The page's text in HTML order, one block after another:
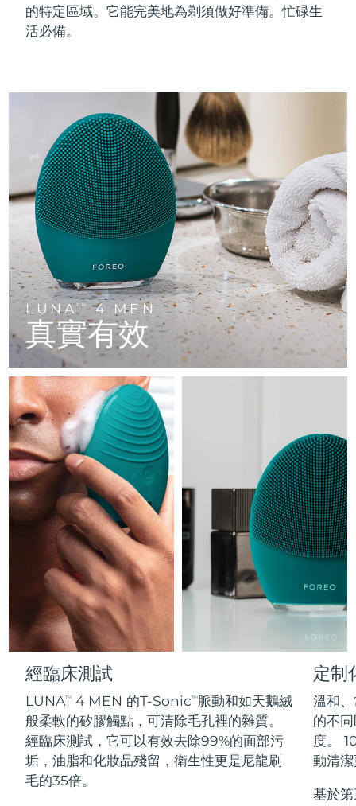
的特定區域。它能完美地為剃須做好準備。忙碌生
活必備。
LUNATM4 MEN
真實有效
經臨床測試
LUNATM 4 MEN 的T-SonicTM脈動和如天鵝絨
般柔軟的矽膠觸點，可清除毛孔裡的雜質。
經臨床測試，它可以有效去除99%的面部污
垢，油脂和化妝品殘留，衛生性更是尼龍刷
毛的35倍。
定制
溫和
的不
度。
動清
基於
LUNA™ 4 Men
LUNA™ 4 mini
For young skin, T-zone
LUNA™ 4 go
For travel or gym bag
LUNA™護膚
Premium cleansers & balm
LUNA™ 設備
All facial cleansing devices
BEAR™ 2 eyes & lips
面部提拉護理
Premium anti-aging skincare
BEAR™ 設備
All premium facelift devices
UFO™ 3 mini
Red light therapy device for young skin
UFO™ 3 go
Portable red light therapy
面膜
Rejuvenation & hydration
UFO™ 設備
All deep facial hydration devices
issa™ 4 smile
Hybrid silicone sonic toothbrush
issa™ 4 baby
For ages 0-3
issa™ Teeth Whitening Set
Dual LED + sonic device & 18% PAP gel
ISSA™ 設備
All silicone sonic toothbrushes
FAQ™ 101
Clinical anti-aging
FAQ™ 102
Advanced clinical anti-aging
FAQ™ 103
Luxurious clinical anti-aging set
FAQ™ P1 Primer
Manuka honey primer
FAQ™護膚品
All FAQ™ skincare
FAQ™產品
All anti-aging treatments
NEW
FAQ™ 201
LED mask
FAQ™ 202
LED mask
FAQ™ 211
Anti-aging neck & décolleté LED mask
FAQ™ 221
Anti-aging LED hand mask
FAQ™護膚品
All FAQ™ skincare
FAQ™產品
All LED treatments
生髮
FAQ™ 301
LED hair strengthening scalp massager
FAQ™ Scalp Serum
Scalp recovery probiotic serum
FAQ™護膚品
All FAQ™ skincare
FAQ™產品
All hair treatments
肌膚年輕化
NEW
FAQ™ 501
Full-Spectrum Red Light Therapy
FAQ™ 502
Full-Spectrum Red Light Therapy
FAQ™ Red Light Serum
FAQ™ skincare
All FAQ™ skincare
FAQ™ products
All toning treatments
保健品
NEW
專業治療
脫毛
PEACH™ 2 Pro Max
Professional IPL hair removal device
PEACH™ 2
IPL hair removal
PEACH™ 2 go
Travel-friendly IPL hair removal
PEACH™ Cooling Prep Gel
Cooling IPL hair removal gel
BEAR™ 2 body
Microcurrent body toning
LUNA™ 4 body
Massaging body brush
SUPERCHARGED™ serum
Firming body serum
痘肌護理
ESPADA™ 2 plus
Recurring acne LED therapy
ESPADA™ 2
Acne treatment device
ESPADA™ Blemish Solution
Concentrated acne gel
ESPADA™ 設備
BEAR™ 2 eyes & lips
Microcurrent line smoothing device
IRIS™ 2
Rejuvenating eye massager
眼部護膚
Advanced eye care treatment
眼部護理設備
毛孔護理
KIWI™ derma
Diamond microdermabrasion .
KIWI™
Blackhead remover
護發
LUNA™ 4 hair
2-in-1 LED scalp massager
FLIP™ play advanced
LED light hairbrush
NEW
issa™ Teeth Whitening Set
Dual LED + sonic device & 18% PAP gel
更多的
加拿大
預計送達日期
哥倫比亞 預計送達日期
克羅埃西亞 預計送達日期 8/9/26
賽普勒斯 預計送達日期8/10/26
捷克 預計送達日期8/9/26
丹麥 預計送達日期8/9/26
愛沙尼亞 預計送達日期 8/9/26
法國
法屬玻里尼西亞 8/13/26
德國 預計送達日期8/9/26
直布羅陀 預計送達日期8/13/26
預計送達日期8/9/26
中國香港特別行政區 預計送達日期 8/10/26
匈牙利 8/9/26
印尼 預計送達日期 8/7/26
愛爾蘭 預計送達日期 8/9/26
曼島 預計送達日期 8/11/26